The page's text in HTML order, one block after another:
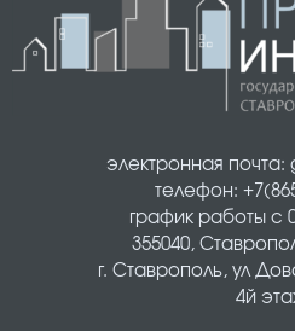
электронная почта:
телефон:
график работы с
355040,
г. Ставрополь, ул
4й